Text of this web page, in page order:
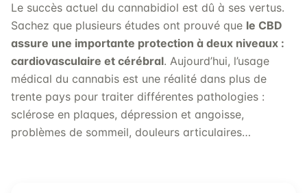
Le succès actuel du cannabidiol est dû à ses vertus.
Sachez que plusieurs études ont prouvé que le CBD
assure une importante protection à deux niveaux :
cardiovasculaire et cérébral. Aujourd’hui, l’usage
médical du cannabis est une réalité dans plus de
trente pays pour traiter différentes pathologies :
sclérose en plaques, dépression et angoisse,
problèmes de sommeil, douleurs articulaires…